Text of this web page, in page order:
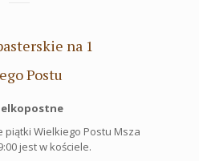
na 1
Postu
piątki Wielkiego Postu Msza
jest w kościele.